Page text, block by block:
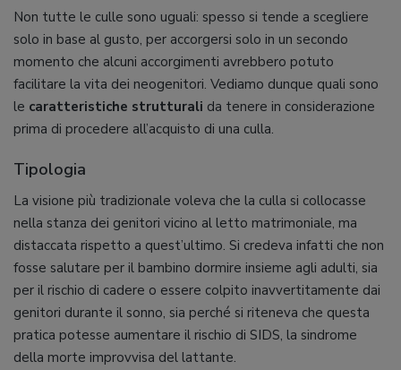
Non tutte le culle sono uguali: spesso si tende a scegliere
solo in base al gusto, per accorgersi solo in un secondo
momento che alcuni accorgimenti avrebbero potuto
facilitare la vita dei neogenitori. Vediamo dunque quali sono
le caratteristiche strutturali da tenere in considerazione
prima di procedere all’acquisto di una culla.
Tipologia
La visione più tradizionale voleva che la culla si collocasse
nella stanza dei genitori vicino al letto matrimoniale, ma
distaccata rispetto a quest’ultimo. Si credeva infatti che non
fosse salutare per il bambino dormire insieme agli adulti, sia
per il rischio di cadere o essere colpito inavvertitamente dai
genitori durante il sonno, sia perché si riteneva che questa
pratica potesse aumentare il rischio di SIDS, la sindrome
della morte improvvisa del lattante.